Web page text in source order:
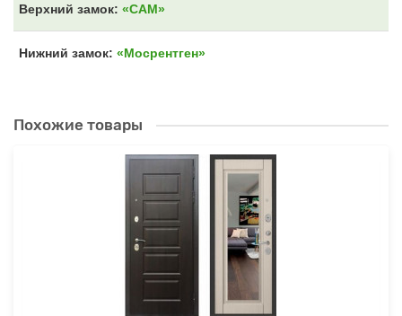
Верхний замок: «САМ»
Нижний замок: «Мосрентген»
Похожие товары